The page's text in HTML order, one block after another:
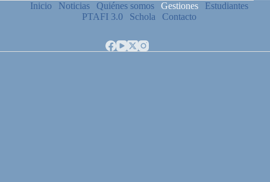
Inicio Noticias Quiénes somos Gestiones
Estudiantes
PTAFI 3.0
Schola Contacto